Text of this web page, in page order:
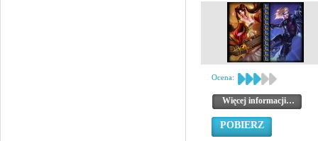
Ocena:
Więcej informacji…
POBIERZ